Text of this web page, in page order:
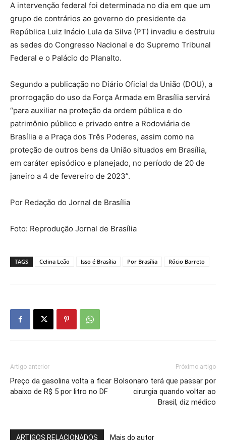
A intervenção federal foi determinada no dia em que um
grupo de contrários ao governo do presidente da
República Luiz Inácio Lula da Silva (PT) invadiu e destruiu
as sedes do Congresso Nacional e do Supremo Tribunal
Federal e o Palácio do Planalto.
Segundo a publicação no Diário Oficial da União (DOU), a
prorrogação do uso da Força Armada em Brasília servirá
“para auxiliar na proteção da ordem pública e do
patrimônio público e privado entre a Rodoviária de
Brasília e a Praça dos Três Poderes, assim como na
proteção de outros bens da União situados em Brasília,
em caráter episódico e planejado, no período de 20 de
janeiro a 4 de fevereiro de 2023”.
Por Redação do Jornal de Brasília
Foto: Reprodução Jornal de Brasília
TAGS Celina Leão Isso é Brasília Por Brasília Rócio Barreto
Artigo anterior
Preço da gasolina volta a ficar
abaixo de R$ 5 por litro no DF
Próximo artigo
Bolsonaro terá que passar por
cirurgia quando voltar ao
Brasil, diz médico
ARTIGOS RELACIONADOS Mais do autor